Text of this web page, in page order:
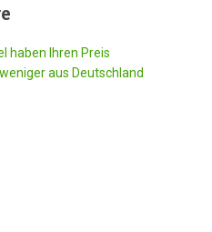
haben Ihren Preis
aus Deutschland